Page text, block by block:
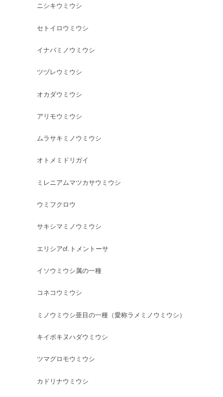
ニシキウミウシ
セトイロウミウシ
イナバミノウミウシ
ツヅレウミウシ
オカダウミウシ
アリモウミウシ
ムラサキミノウミウシ
オトメミドリガイ
ミレニアムマツカサウミウシ
ウミフクロウ
サキシマミノウミウシ
エリシアcf.トメントーサ
イソウミウシ属の一種
コネコウミウシ
ミノウミウシ亜目の一種（愛称ラメミノウミウシ）
キイボキヌハダウミウシ
ツマグロモウミウシ
カドリナウミウシ